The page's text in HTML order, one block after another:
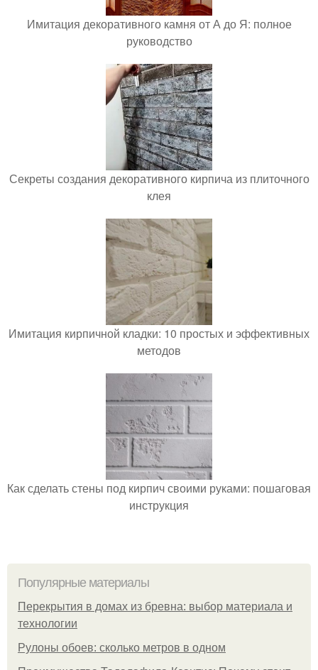
Имитация декоративного камня от А до Я: полное
руководство
Секреты создания декоративного кирпича из плиточного
клея
Имитация кирпичной кладки: 10 простых и эффективных
методов
Как сделать стены под кирпич своими руками: пошаговая
инструкция
Популярные материалы
Перекрытия в домах из бревна: выбор материала и
технологии
Рулоны обоев: сколько метров в одном